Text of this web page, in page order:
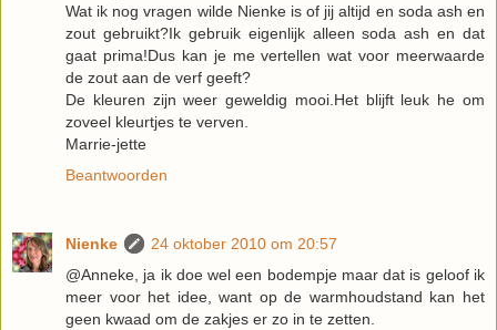
Wat ik nog vragen wilde Nienke is of jij altijd en soda ash en
zout gebruikt?Ik gebruik eigenlijk alleen soda ash en dat
gaat prima!Dus kan je me vertellen wat voor meerwaarde
de zout aan de verf geeft?
De kleuren zijn weer geweldig mooi.Het blijft leuk he om
zoveel kleurtjes te verven.
Marrie-jette
Beantwoorden
Nienke
24 oktober 2010 om 20:57
@Anneke, ja ik doe wel een bodempje maar dat is geloof ik
meer voor het idee, want op de warmhoudstand kan het
geen kwaad om de zakjes er zo in te zetten.